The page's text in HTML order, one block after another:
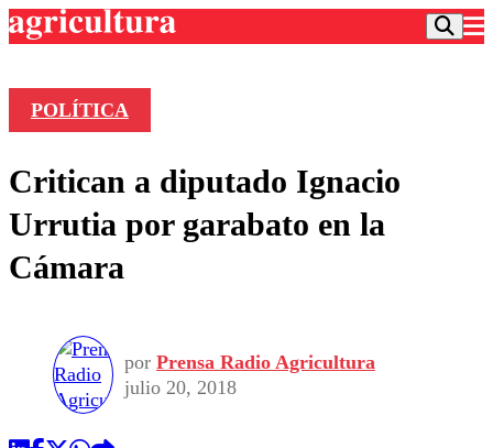
Frecuencias
Agricultura TV
Deportes
Seleccion Chilena
Torneo Internacional
Economía
Internacional
Publicaciones en medios
Opinión
Programas
POLÍTICA
Critican a diputado Ignacio
Urrutia por garabato en la
Cámara
por Prensa Radio Agricultura
julio 20, 2018